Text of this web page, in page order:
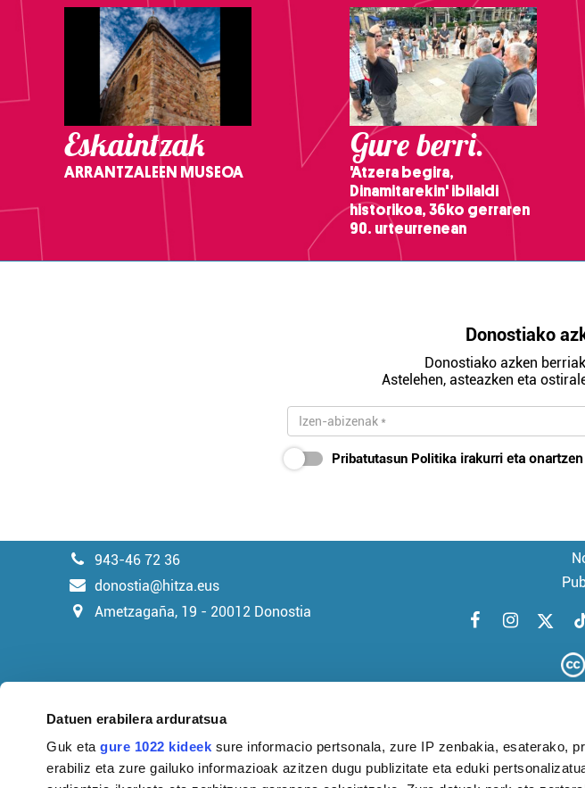
Datuen erabilera arduratsua
Guk etagure 1022 kideek sure informacio pertsonala, zure IP zenbakia, esaterako,
erabiliz eta zure gailuko informazioak azitzen dugu publizitate eta eduki
Eskaintzak
ARRANTZALEEN MUSEOA
Gure berri.
'Atzera begira,
Dinamitarekin' ibilaldi
historikoa, 36ko gerraren
90. urteurrenean
Donostiako
Donostiako azken
Astelehen, asteazken eta
Pribatutasun Politika irakurri eta
943-46 72 36
donostia@hitza.eus
Ametzagaña, 19 - 20012 Donostia